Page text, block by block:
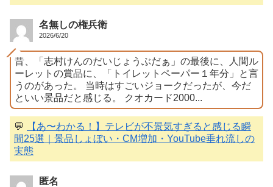
名無しの権兵衛
2026/6/20
昔、「志村けんのだいじょうぶだぁ」の最後に、人間ル
ーレットの賞品に、「トイレットペーパー１年分」と言
うのがあった。 当時はすごいジョークだったが、今だ
といい景品だと感じる。 クオカード2000...
💬
【あ〜わかる！】テレビが不景気すぎると感じる瞬
間25選｜景品しょぼい・CM増加・YouTube垂れ流しの
実態
匿名